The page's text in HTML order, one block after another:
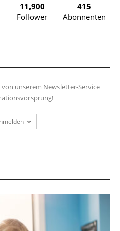
11,900
Follower
415
Abonnenten
unserem Newsletter-Service